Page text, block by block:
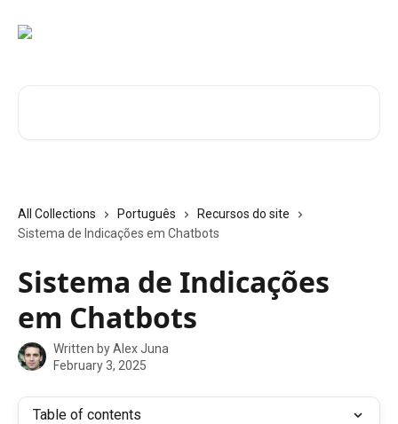
All Collections Português
Recursos do site
Sistema de Indicações em Chatbots
Sistema de Indicações
em Chatbots
Written byAlex Juna
February 3, 2025
Table of contents